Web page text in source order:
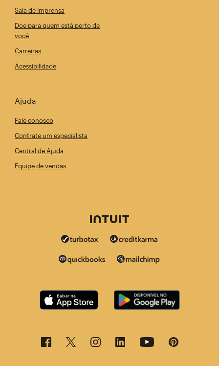
Sala de imprensa
Doe para quem está perto de
você
Carreiras
Acessibilidade
Ajuda
Fale conosco
Contrate um especialista
Central de Ajuda
Equipe de vendas